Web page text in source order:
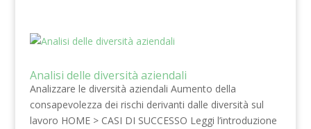
Analisi delle diversità aziendali
Analizzare le diversità aziendali Aumento della
consapevolezza dei rischi derivanti dalle diversità sul
lavoro HOME > CASI DI SUCCESSO Leggi l’introduzione